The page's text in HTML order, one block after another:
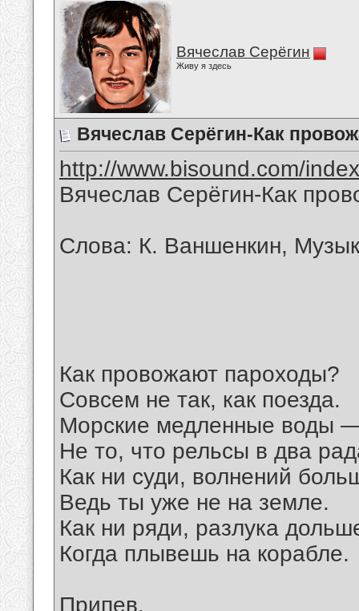
Вячеслав Серёгин
Живу я здесь
Вячеслав Серёгин-Как
http://www.bisound.com/
Вячеслав Серёгин-Как
Слова: К. Ваншенкин,
Как провожают пароходы?
Совсем не так, как поезда.
Морские медленные воды
Не то, что рельсы в два
Как ни суди, волнений
Ведь ты уже не на земле.
Как ни ряди, разлука
Когда плывешь на корабле.
Припев.